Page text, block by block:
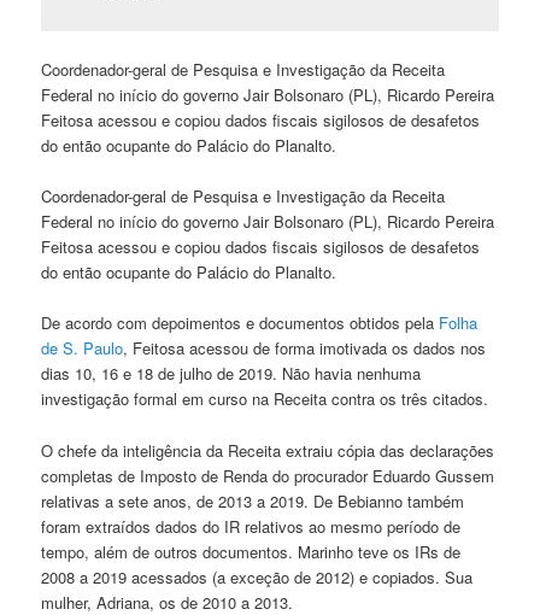
Coordenador-geral de Pesquisa e Investigação da Receita
Federal no início do governo Jair Bolsonaro (PL), Ricardo Pereira
Feitosa acessou e copiou dados fiscais sigilosos de desafetos
do então ocupante do Palácio do Planalto.
Coordenador-geral de Pesquisa e Investigação da Receita
Federal no início do governo Jair Bolsonaro (PL), Ricardo Pereira
Feitosa acessou e copiou dados fiscais sigilosos de desafetos
do então ocupante do Palácio do Planalto.
De acordo com depoimentos e documentos obtidos pela Folha
de S. Paulo, Feitosa acessou de forma imotivada os dados nos
dias 10, 16 e 18 de julho de 2019. Não havia nenhuma
investigação formal em curso na Receita contra os três citados.
O chefe da inteligência da Receita extraiu cópia das declarações
completas de Imposto de Renda do procurador Eduardo Gussem
relativas a sete anos, de 2013 a 2019. De Bebianno também
foram extraídos dados do IR relativos ao mesmo período de
tempo, além de outros documentos. Marinho teve os IRs de
2008 a 2019 acessados (a exceção de 2012) e copiados. Sua
mulher, Adriana, os de 2010 a 2013.